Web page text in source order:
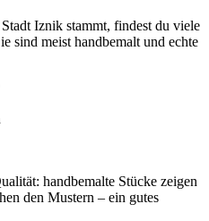
Iznik stammt, findest du viele
sind meist handbemalt und echte
handbemalte Stücke zeigen
den Mustern – ein gutes